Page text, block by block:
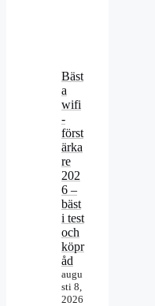
Bäst
a
wifi
-
först
ärka
re
202
6 –
bäst
i test
och
köpr
åd
augu
sti 8,
2026